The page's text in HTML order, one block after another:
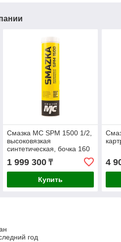
Смазка МС SPM 1500 1/2,
высоковязкая
синтетическая, бочка 160
1 999 300₸
Купить
4
год